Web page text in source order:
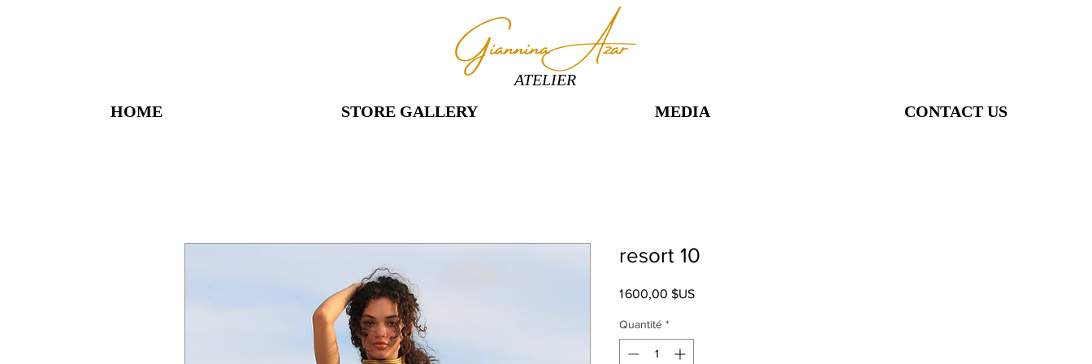
ATELIER
HOME
STORE GALLERY MEDIA CONTACT US
resort 10
1 600,00 $USPrix
Quantité *